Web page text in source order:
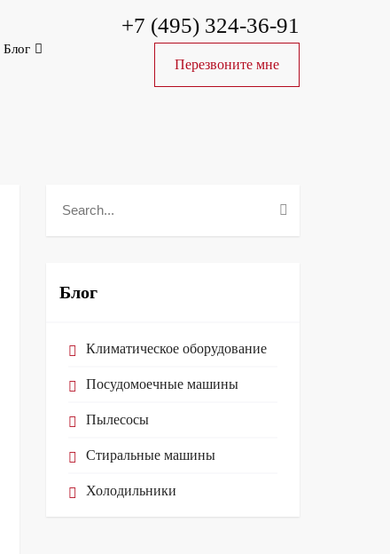
Блог
+7 (495) 324-36-91
Перезвоните мне
Блог
Климатическое оборудование
Посудомоечные машины
Пылесосы
Стиральные машины
Холодильники